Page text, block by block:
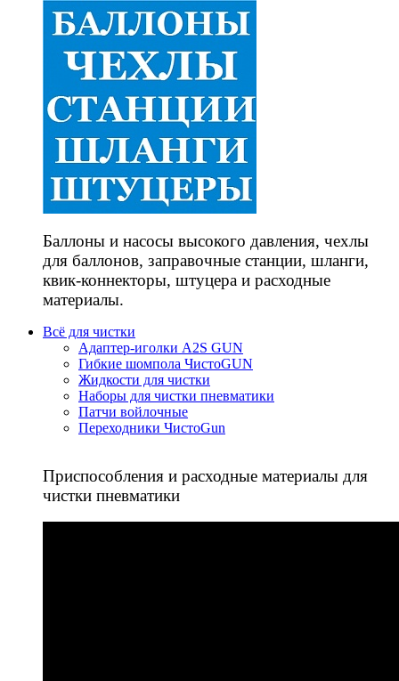
Баллоны и насосы высокого давления, чехлы
для баллонов, заправочные станции, шланги,
квик-коннекторы, штуцера и расходные
материалы.
Всё для чистки
Адаптер-иголки A2S GUN
Гибкие шомпола ЧистоGUN
Жидкости для чистки
Наборы для чистки пневматики
Патчи войлочные
Переходники ЧистоGun
Приспособления и расходные материалы для
чистки пневматики